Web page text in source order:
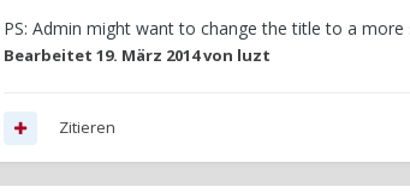
PS: Admin might want to change the title to a more
Bearbeitet 19. März 2014von luzt
Zitieren